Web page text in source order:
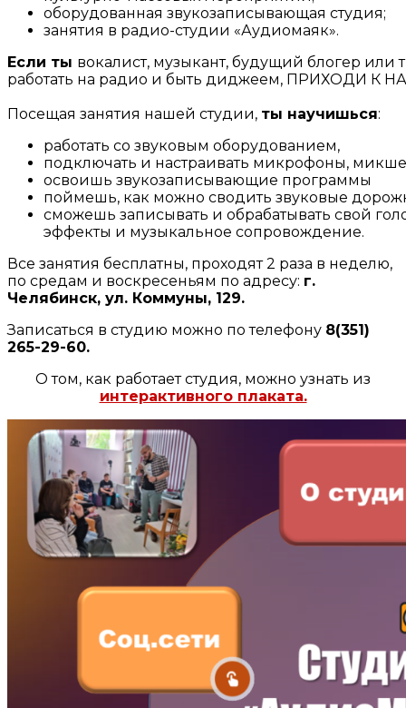
оборудованная звукозаписывающая студия;
занятия в радио-студии «Аудиомаяк».
Если ты вокалист, музыкант, будущий блогер или
работать на радио и быть диджеем, ПРИХОДИ К
Посещая занятия нашей студии, ты научишься:
работать со звуковым оборудованием,
подключать и настраивать микрофоны,
освоишь звукозаписывающие программы
поймешь, как можно сводить звуковые
сможешь записывать и обрабатывать свой
эффекты и музыкальное сопровождение.
Все занятия бесплатны, проходят 2 раза в неделю,
по средам и воскресеньям по адресу: г.
Челябинск, ул. Коммуны, 129.
Записаться в студию можно по телефону 8(351)
265-29-60.
О том, как работает студия, можно узнать из
интерактивного плаката.